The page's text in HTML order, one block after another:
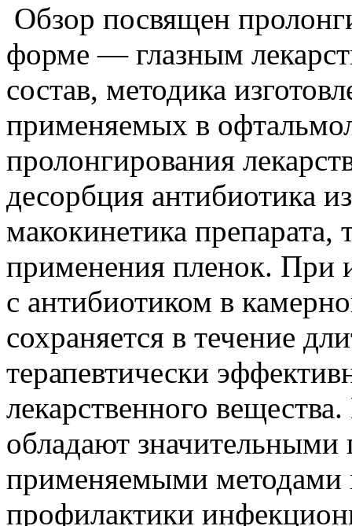
Обзор посвящен
форме — глазным
состав, методика
применяемых в
пролонгирования
десорбция антибиотика
макокинетика препарата,
применения пленок. При
с антибиотиком в
сохраняется в течение
терапевтически
лекарственного
обладают
применяемыми методами
профилактики